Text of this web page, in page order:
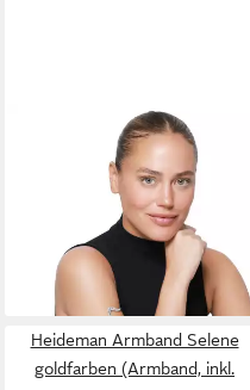
Armband Vellia silberfarben
poliert (Armband, inkl.
Geschenkverpackung), Upper
arm cuff Damen
36,90 €
lieferbar - in 2-3 Werktagen bei dir
Heideman Armband Selene
goldfarben (Armband, inkl.